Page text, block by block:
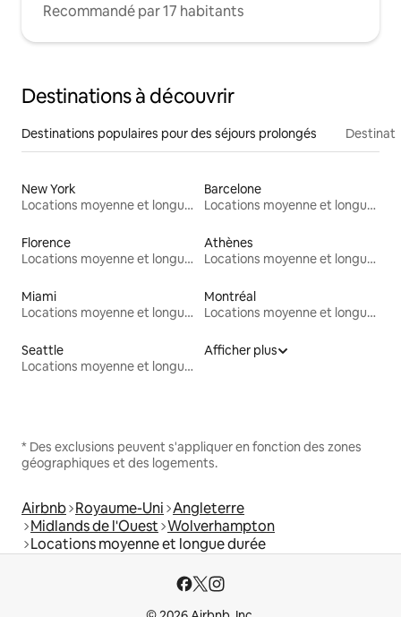
Recommandé par 17 habitants
Destinations à découvrir
Destinations populaires pour des séjours prolongés
New York
Locations moyenne et longue durée
Barcelone
Locations moyenne et longue durée
Florence
Locations moyenne et longue durée
Athènes
Locations moyenne et longue durée
Miami
Locations moyenne et longue durée
Montréal
Locations moyenne et longue durée
Seattle
Locations moyenne et longue durée
Afficher plus
* Des exclusions peuvent s'appliquer en fonction des zones
géographiques et des logements.
Airbnb Royaume-Uni Angleterre
Midlands de l'Ouest Wolverhampton
Locations moyenne et longue durée